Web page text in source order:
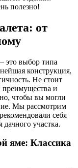
полезно!
от
выбор типа
конструкция,
Не стоит
преимущества и
чтобы вы могли
Мы рассмотрим
себя
участка.
яме: Классика